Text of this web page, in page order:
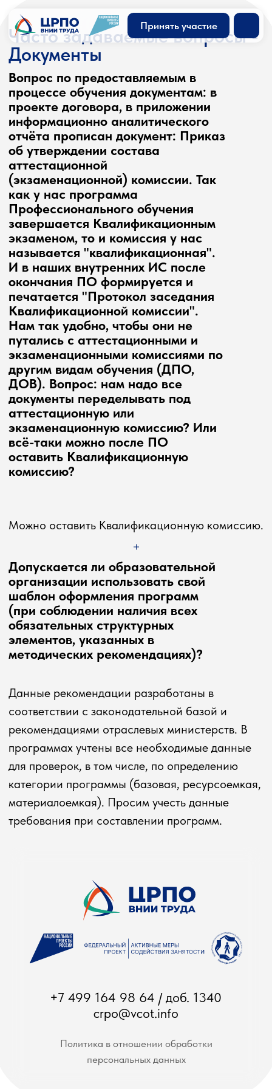
Принять участие
Часто задаваемые вопросы -
Документы
Вопрос по предоставляемым в
процессе обучения документам: в
проекте договора, в приложении
информационно аналитического
отчёта прописан документ: Приказ
об утверждении состава
аттестационной
(экзаменационной) комиссии. Так
как у нас программа
Профессионального обучения
завершается Квалификационным
экзаменом, то и комиссия у нас
называется "квалификационная".
И в наших внутренних ИС после
окончания ПО формируется и
печатается "Протокол заседания
Квалификационной комиссии".
Нам так удобно, чтобы они не
путались с аттестационными и
экзаменационными комиссиями по
другим видам обучения (ДПО,
ДОВ). Вопрос: нам надо все
документы переделывать под
аттестационную или
экзаменационную комиссию? Или
всё-таки можно после ПО
оставить Квалификационную
комиссию?
Можно оставить Квалификационную комиссию.
Допускается ли образовательной
организации использовать свой
шаблон оформления программ
(при соблюдении наличия всех
обязательных структурных
элементов, указанных в
методических рекомендациях)?
рекомендациями отраслевых министерств. В
программах учтены все необходимые данные
для проверок, в том числе, по определению
категории программы (базовая, ресурсоемкая,
материалоемкая). Просим учесть данные
требования при составлении программ.
Политика в отношении обработки
персональных данных
+7 499 164 98 64 / доб. 1340